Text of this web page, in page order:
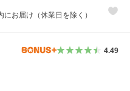
お届け（休業日を除く）
4.49